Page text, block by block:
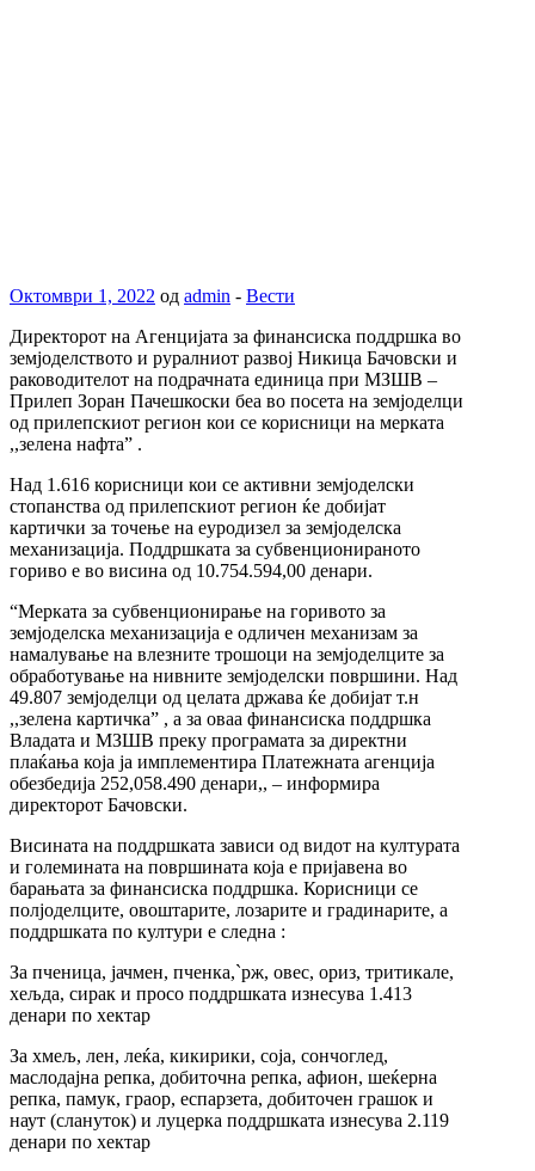
Октомври 1, 2022 од admin - Вести
Директорот на Агенцијата за финансиска поддршка во
земјоделството и руралниот развој Никица Бачовски и
раководителот на подрачната единица при МЗШВ –
Прилеп Зоран Пачешкоски беа во посета на земјоделци
од прилепскиот регион кои се корисници на мерката
,,зелена нафта” .
Над 1.616 корисници кои се активни земјоделски
стопанства од прилепскиот регион ќе добијат
картички за точење на еуродизел за земјоделска
механизација. Поддршката за субвенционираното
гориво е во висина од 10.754.594,00 денари.
“Мерката за субвенционирање на горивото за
земјоделска механизација е одличен механизам за
намалување на влезните трошоци на земјоделците за
обработување на нивните земјоделски површини. Над
49.807 земјоделци од целата држава ќе добијат т.н
,,зелена картичка” , а за оваа финансиска поддршка
Владата и МЗШВ преку програмата за директни
плаќања која ја имплементира Платежната агенција
обезбедија 252,058.490 денари,, – информира
директорот Бачовски.
Висината на поддршката зависи од видот на културата
и големината на површината која е пријавена во
барањата за финансиска поддршка. Корисници се
полјоделците, овоштарите, лозарите и градинарите, а
поддршката по култури е следна :
За пченица, јачмен, пченка,`рж, овес, ориз, тритикале,
хељда, сирак и просо поддршката изнесува 1.413
денари по хектар
За хмељ, лен, леќа, кикирики, соја, сончоглед,
маслодајна репка, добиточна репка, афион, шеќерна
репка, памук, граор, еспарзета, добиточен грашок и
наут (слануток) и луцерка поддршката изнесува 2.119
денари по хектар